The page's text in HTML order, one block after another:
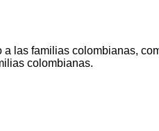
las familias colombianas,
colombianas.